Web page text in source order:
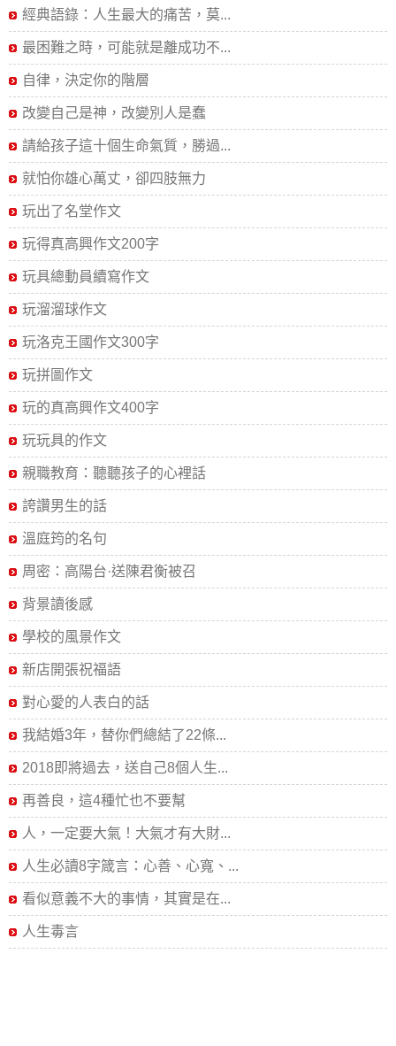
經典語錄：人生最大的痛苦，莫...
最困難之時，可能就是離成功不...
自律，決定你的階層
改變自己是神，改變別人是蠢
請給孩子這十個生命氣質，勝過...
就怕你雄心萬丈，卻四肢無力
玩出了名堂作文
玩得真高興作文200字
玩具總動員續寫作文
玩溜溜球作文
玩洛克王國作文300字
玩拼圖作文
玩的真高興作文400字
玩玩具的作文
親職教育：聽聽孩子的心裡話
誇讚男生的話
溫庭筠的名句
周密：高陽台·送陳君衡被召
背景讀後感
學校的風景作文
新店開張祝福語
對心愛的人表白的話
我結婚3年，替你們總結了22條...
2018即將過去，送自己8個人生...
再善良，這4種忙也不要幫
人，一定要大氣！大氣才有大財...
人生必讀8字箴言：心善、心寬、...
看似意義不大的事情，其實是在...
人生毒言